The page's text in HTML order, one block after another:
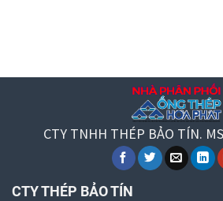
CTY TNHH THÉP BẢO TÍN.
CTY THÉP BẢO TÍN